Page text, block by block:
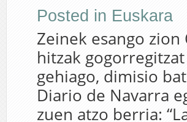
Posted in Euskara
Zeinek esango
hitzak
gehiago, dimisio
Diario de Navarra
zuen atzo berria: